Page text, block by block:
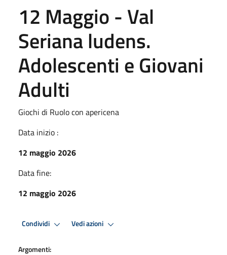
12 Maggio - Val
Seriana ludens.
Adolescenti e Giovani
Adulti
Giochi di Ruolo con apericena
Data inizio :
12 maggio 2026
Data fine:
12 maggio 2026
Condividi Vedi azioni
Argomenti: